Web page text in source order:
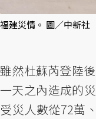
福建災情。 圖／中新社
雖然杜蘇芮登陸
一天之內造成的
受災人數從72萬